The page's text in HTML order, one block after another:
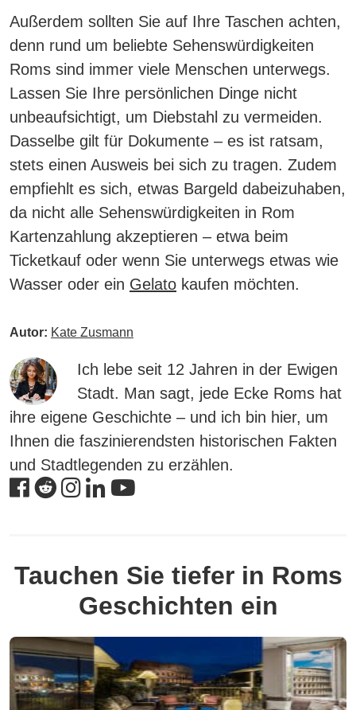
Außerdem sollten Sie auf Ihre Taschen achten,
denn rund um beliebte Sehenswürdigkeiten
Roms sind immer viele Menschen unterwegs.
Lassen Sie Ihre persönlichen Dinge nicht
unbeaufsichtigt, um Diebstahl zu vermeiden.
Dasselbe gilt für Dokumente – es ist ratsam,
stets einen Ausweis bei sich zu tragen. Zudem
empfiehlt es sich, etwas Bargeld dabeizuhaben,
da nicht alle Sehenswürdigkeiten in Rom
Kartenzahlung akzeptieren – etwa beim
Ticketkauf oder wenn Sie unterwegs etwas wie
Wasser oder ein Gelato kaufen möchten.
Autor: Kate Zusmann
Ich lebe seit 12 Jahren in der Ewigen
Stadt. Man sagt, jede Ecke Roms hat
ihre eigene Geschichte – und ich bin hier, um
Ihnen die faszinierendsten historischen Fakten
und Stadtlegenden zu erzählen.
Tauchen Sie tiefer in Roms
Geschichten ein